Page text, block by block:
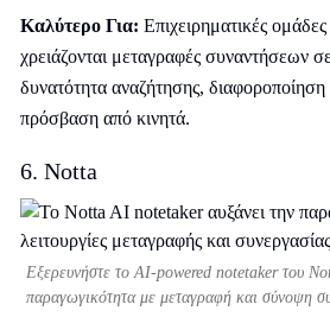
Καλύτερο Για: Επιχειρηματικές
χρειάζονται μεταγραφές συναντήσεων
δυνατότητα αναζήτησης, διαφοροποίηση
πρόσβαση από κινητά.
6. Notta
Εξερευνήστε το AI-powered notetaker του
παραγωγικότητα με μεταγραφή και σύνοψη